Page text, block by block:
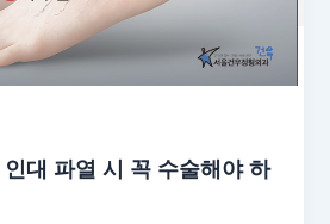
대 파열 시 꼭 수술해야 하